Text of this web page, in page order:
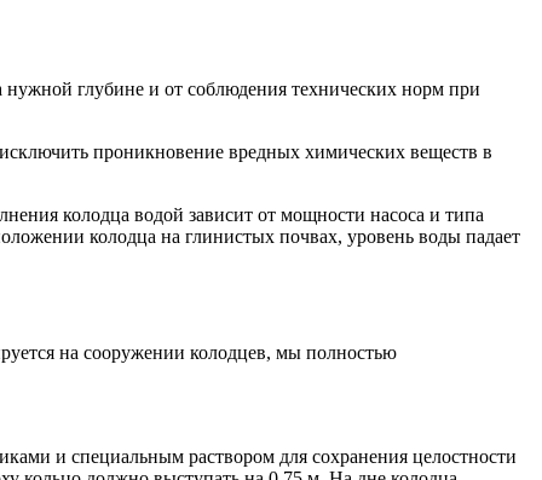
нужной глубине и от соблюдения технических норм при
проникновение вредных химических веществ в
колодца водой зависит от мощности насоса и типа
колодца на глинистых почвах, уровень воды падает
на сооружении колодцев, мы полностью
и специальным раствором для сохранения целостности